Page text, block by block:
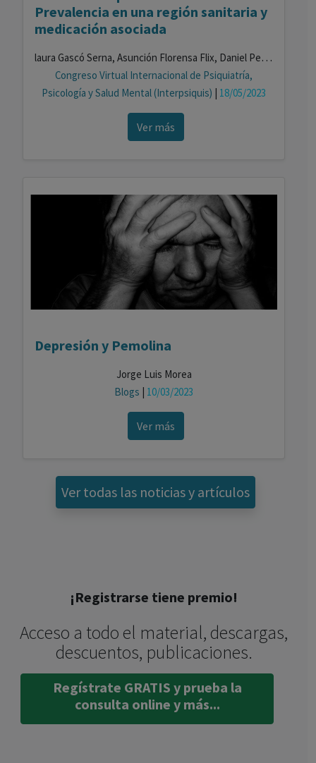
Prevalencia en una región sanitaria y
medicación asociada
laura Gascó Serna, Asunción Florensa Flix, Daniel Perejon López, Laura Cardona Pascual, Elisabeth Martin García, Iñaki Gascó Serna
Congreso Virtual Internacional de Psiquiatría,
Psicología y Salud Mental (Interpsiquis) | 18/05/2023
Ver más
Depresión y Pemolina
Jorge Luis Morea
Blogs | 10/03/2023
Ver más
Ver todas las noticias y artículos
¡Registrarse tiene premio!
Acceso a todo el material, descargas,
descuentos, publicaciones.
Regístrate GRATIS y prueba la
consulta online y más...